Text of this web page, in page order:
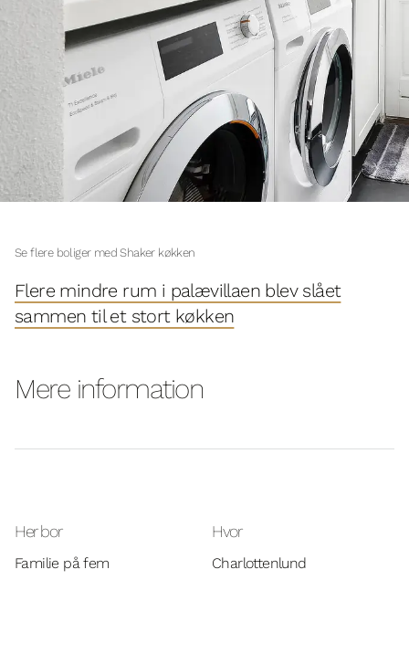
Se flere boliger med Shaker køkken
Flere mindre rum i palævillaen blev slået
sammen til et stort køkken
Mere information
Her bor
Familie på fem
Hvor
Charlottenlund